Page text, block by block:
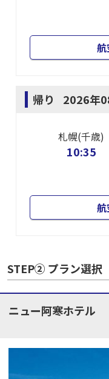
航
帰り 2026年
札幌(千歳)
10:35
航
STEP② プラン選択
ニュー阿寒ホテル